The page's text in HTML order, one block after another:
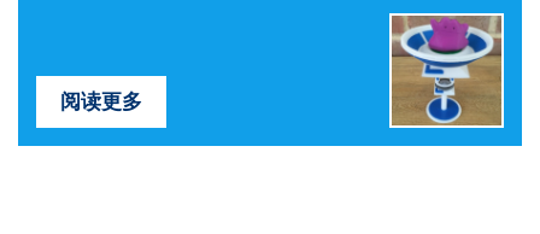
阅读更多